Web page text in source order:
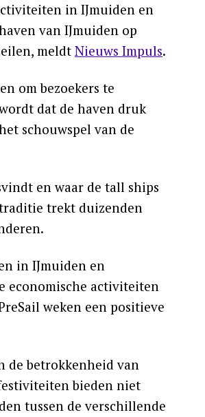
in IJmuiden en
van IJmuiden op
meldt Nieuws Impuls.
om bezoekers te
dat de haven druk
schouwspel van de
en waar de tall ships
trekt duizenden
in IJmuiden en
economische activiteiten
weken een positieve
de betrokkenheid van
bieden niet
tussen de verschillende